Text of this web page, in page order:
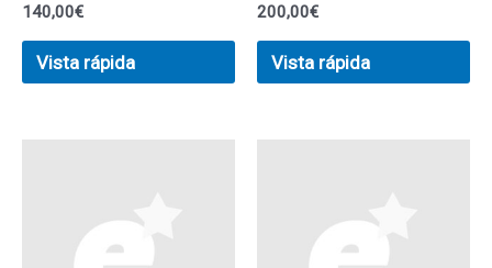
140,00€
Vista rápida
200,00€
Vista rápida